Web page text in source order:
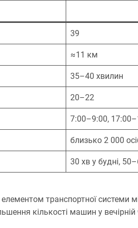
39
≈11 км
35–40 хвилин
20–22
7:00–9:00,
близько 2 000
30 хв у будні,
транспортної системи
кількості машин у вечірній